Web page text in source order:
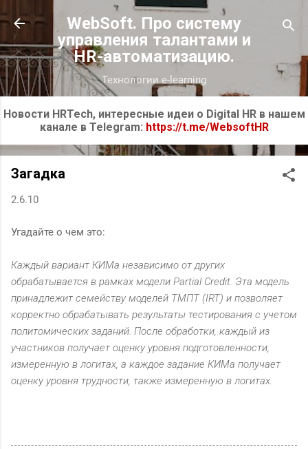
К основному контенту
WebSoft. Про систему
управления талантами и
HR-автоматизацию.
Технологии e-learning
Новости HRTech, интересные идеи о Digital HR в нашем
канале в Telegram: https://t.me/WebsoftHR
Загадка
2.6.10
Угадайте о чем это:
Каждый вариант КИМа независимо от других
обрабатывается в рамках модели Partial Credit. Эта модель
принадлежит семейству моделей ТМПТ (IRT) и позволяет
корректно обрабатывать результаты тестирования с учетом
политомических заданий. После обработки, каждый из
участников получает оценку уровня подготовленности,
измеренную в логитах, а каждое задание КИМа получает
оценку уровня трудности, также измеренную в логитах.